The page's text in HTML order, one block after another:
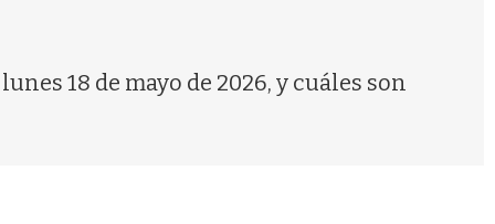
18 de mayo de 2026, y cuáles son